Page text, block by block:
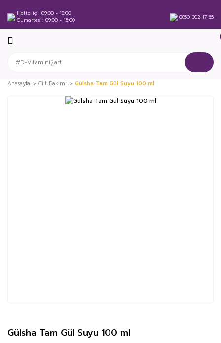
Hafta içi 09:00 - 18:00
Cumartesi 09:00 - 15:00 0850 302 17 65
Anasayfa Cilt Bakımı Gülsha Tam Gül Suyu 100 ml
Gülsha Tam Gül Suyu 100 ml